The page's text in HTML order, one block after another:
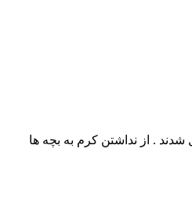
. از نداشتن کرم به بچه ها